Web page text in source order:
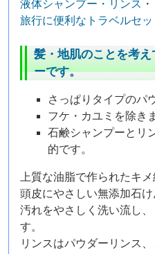
液体シャンプー・リンス
旅行に便利なトラベルセッ
髪・地肌のことを考
ーです。
さっぱりタイプのパ
フケ・カユミを除き
石鹸シャンプーとリ
的です。
上質な油脂で作られたキ
頭皮にやさしい無添加石け
汚れをやさしく洗い流し
す。
リンスはパウダーリンス